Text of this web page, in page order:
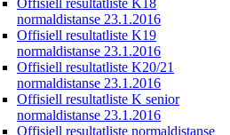
Offisiell resultatliste K18
normaldistanse 23.1.2016
Offisiell resultatliste K19
normaldistanse 23.1.2016
Offisiell resultatliste K20/21
normaldistanse 23.1.2016
Offisiell resultatliste K senior
normaldistanse 23.1.2016
Offisiell resultatliste normaldistanse